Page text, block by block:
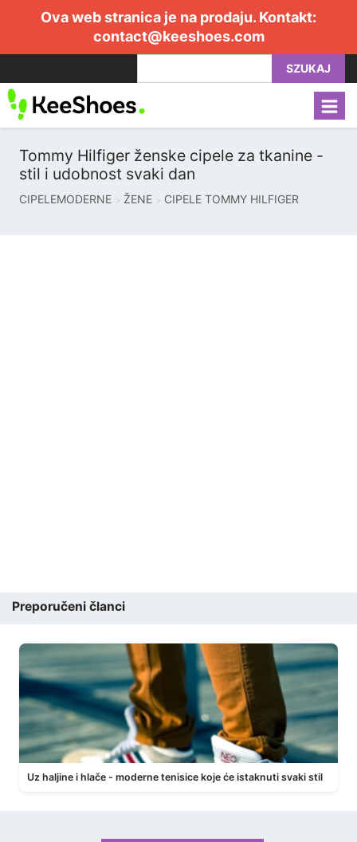
Ova web stranica je na prodaju. Kontakt:
contact@keeshoes.com
SZUKAJ
Tommy Hilfiger ženske cipele za tkanine -
stil i udobnost svaki dan
CIPELEMODERNE ŽENE CIPELE TOMMY HILFIGER
Preporučeni članci
Uz haljine i hlače - moderne tenisice koje će istaknuti svaki stil